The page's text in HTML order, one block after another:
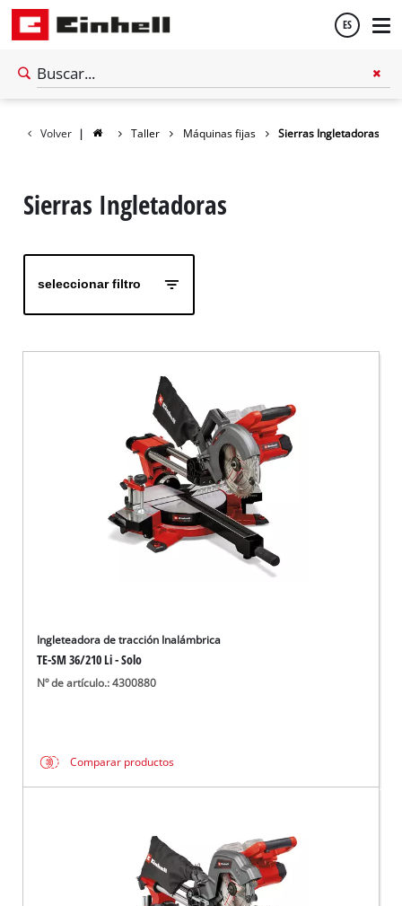
ES
Volver | Taller Máquinas fijas Sierras Ingletadoras
Sierras Ingletadoras
seleccionar filtro
Ingleteadora de tracción Inalámbrica
TE-SM 36/210 Li - Solo
Nº de artículo.: 4300880
Comparar productos